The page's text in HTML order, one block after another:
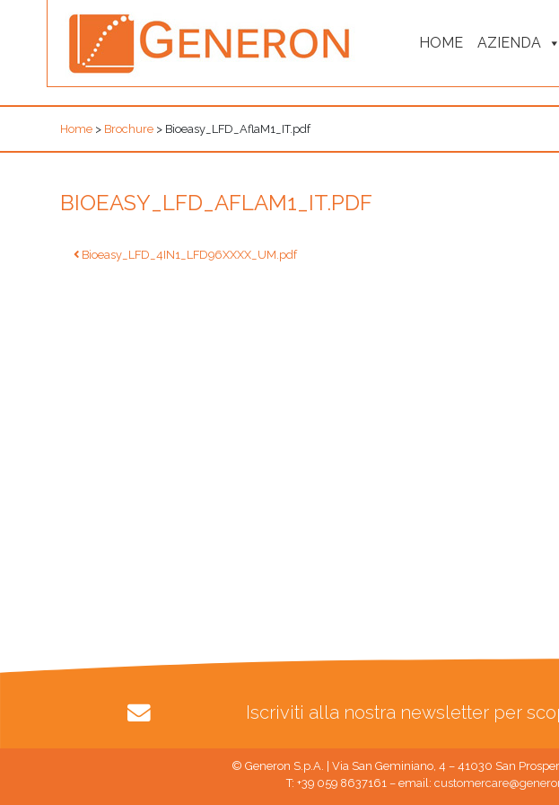
HOME AZIENDA
Home > Brochure > Bioeasy_LFD_AflaM1_IT.pdf
BIOEASY_LFD_AFLAM1_IT.PDF
Navigazione
Bioeasy_LFD_4IN1_LFD96XXXX_UM.pdf
Iscriviti alla nostra newsletter per
© Generon S.p.A. | Via San Geminiano, 4 – 41030 San
T: +39 059 8637161 – email: